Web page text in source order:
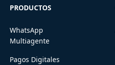
PRODUCTOS
WhatsApp
Multiagente
Pagos Digitales